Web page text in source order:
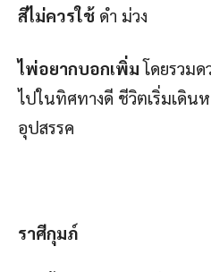
สีไม่ควรใช้ ดำ ม่วง
ไพ่อยากบอกเพิ่มโดยรวม
ไปในทิศทางดี ชีวิตเริ่มเดิ
อุปสรรค
ราศีกุมภ์